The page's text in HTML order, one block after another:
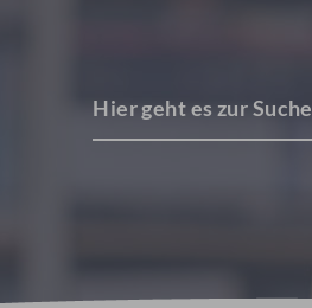
Hier geht es zur Suche